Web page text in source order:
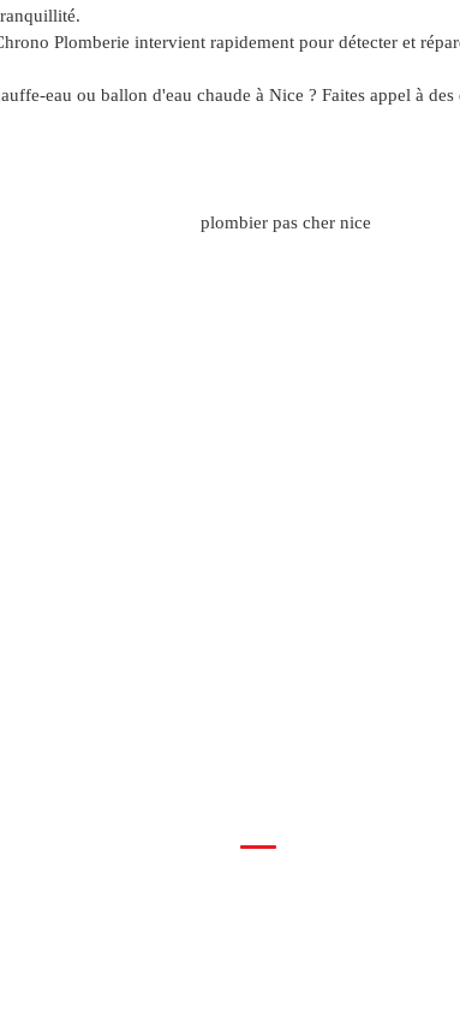
Plomberie intervient rapidement pour détecter et
eau ou ballon d'eau chaude à Nice ? Faites appel à